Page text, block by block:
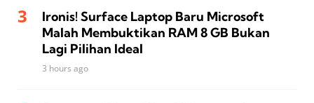
Ironis! Surface Laptop Baru Microsoft
Malah Membuktikan RAM 8 GB Bukan
Lagi Pilihan Ideal
3 hours ago